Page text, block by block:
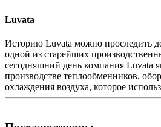
Luvata
Историю Luvata можно проследить
одной из старейших
сегодняшний день компания Luvata
производстве теплообменников,
охлаждения воздуха, которое